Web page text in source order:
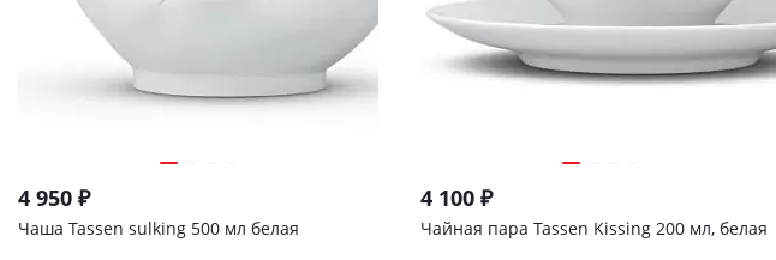
4 950 ₽
Чаша Tassen sulking 500 мл белая
4 100₽
Чайная пара Tassen Kissing 200 мл, белая